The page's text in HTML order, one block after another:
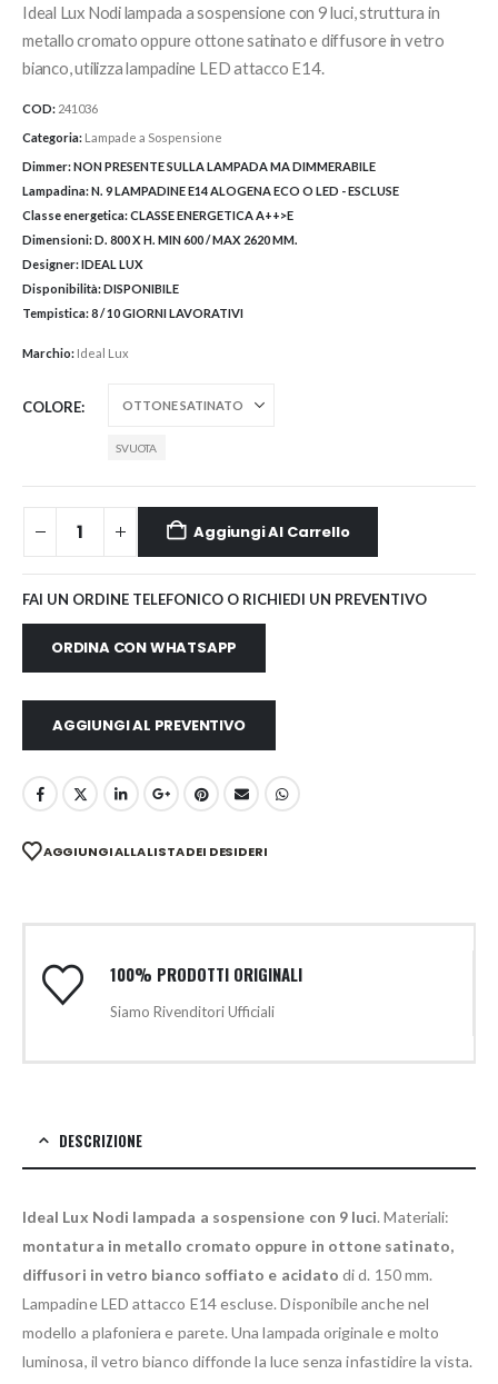
era:
549,00€.
è:
450,00€.
Ideal Lux Nodi lampada a sospensione con 9 luci, struttura in
metallo cromato oppure ottone satinato e diffusore in vetro
bianco, utilizza lampadine LED attacco E14.
COD: 241036
Categoria: Lampade a Sospensione
Dimmer:NON PRESENTE SULLA LAMPADA MA DIMMERABILE
Lampadina:N. 9 LAMPADINE E14 ALOGENA ECO O LED - ESCLUSE
Classe energetica:CLASSE ENERGETICA A++>E
Dimensioni:D. 800 X H. MIN 600 / MAX 2620 MM.
Designer:IDEAL LUX
Disponibilità:DISPONIBILE
Tempistica:8 / 10 GIORNI LAVORATIVI
Marchio: Ideal Lux
COLORE
SVUOTA
Aggiungi Al Carrello
FAI UN ORDINE TELEFONICO O RICHIEDI UN PREVENTIVO
ORDINA CON WHATSAPP
AGGIUNGI AL PREVENTIVO
AGGIUNGI ALLA LISTA DEI DESIDERI
100% PRODOTTI ORIGINALI
Siamo Rivenditori Ufficiali
DESCRIZIONE
Ideal Lux Nodi lampada a sospensione con 9 luci. Materiali:
montatura in metallo cromato oppure in ottone satinato,
diffusori in vetro bianco soffiato e acidato di d. 150 mm.
Lampadine LED attacco E14 escluse. Disponibile anche nel
modello a plafoniera e parete. Una lampada originale e molto
luminosa, il vetro bianco diffonde la luce senza infastidire la vista.